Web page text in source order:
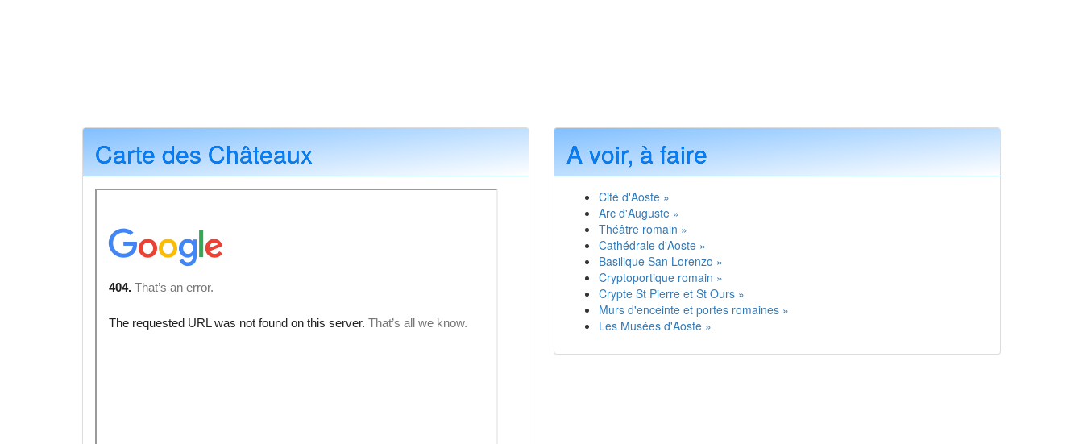
Carte des Châteaux A voir, à faire
Cité d'Aoste »
Arc d'Auguste »
Théâtre romain »
Cathédrale d'Aoste »
Basilique San Lorenzo »
Cryptoportique romain »
Crypte St Pierre et St Ours »
Murs d'enceinte et portes romaines »
Les Musées d'Aoste »